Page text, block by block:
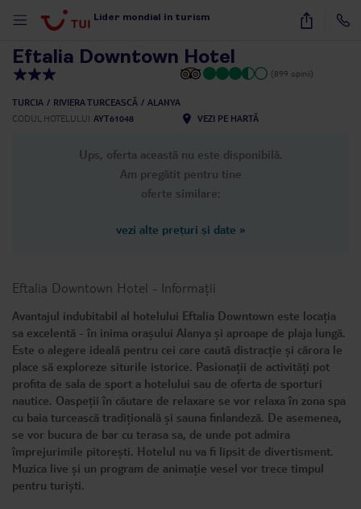
Lider mondial în turism 16
Eftalia Downtown Hotel
(899 opinii)
TURCIA RIVIERA TURCEASCĂ
ALANYA
CODUL HOTELULUI AYT61048 VEZI PE HARTĂ
Ups, oferta această nu este disponibilă.
Am pregătit pentru tine
oferte similare:
vezi alte prețuri și date »
Eftalia Downtown Hotel - Informații
Avantajul indubitabil al hotelului Eftalia Downtown este locația
sa excelentă - în inima orașului Alanya și aproape de plaja lungă.
Este o alegere ideală pentru cei care caută distracție și cărora le
place să exploreze siturile istorice. Pasionații de activități pot
profita de sala de sport a hotelului sau de oferta de sporturi
nautice. Oaspeții în căutare de relaxare se vor relaxa în zona spa
cu baia turcească tradițională și sauna finlandeză. De asemenea,
se vor bucura de bar cu terasa sa, de unde pot admira
împrejurimile pitorești. Hotelul nu va fi lipsit de divertisment.
Muzica live și un program de animație vesel vor trece timpul
pentru turiști.